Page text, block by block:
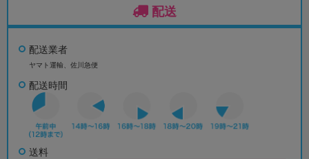
配送
配送業者
ヤマト運輸、佐川急便
配送時間
送料